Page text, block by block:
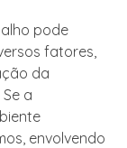
pode
fatores,
da
a
envolvendo